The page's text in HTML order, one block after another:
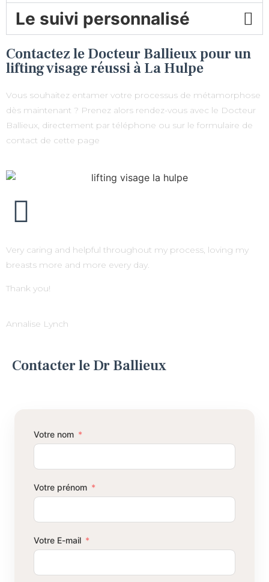
Le suivi personnalisé
Contactez le Docteur Ballieux pour un
lifting visage réussi à La Hulpe
Vous souhaitez entamer votre processus de métamorphose
dès maintenant ? Prenez alors rendez-vous avec le Docteur
Ballieux, directement par téléphone ou sur le formulaire de
contact de cette page
Very caring and helpful throughout my process, loving my
breasts more and more every day.
Thank you!
Annalise Lynch
Contacter le Dr Ballieux
Votre nom
Votre prénom
Votre E-mail